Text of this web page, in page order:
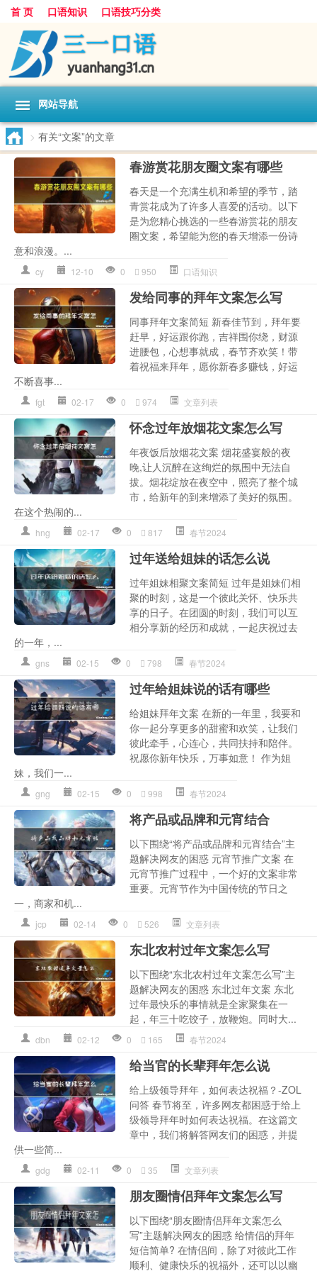
首 页 口语知识 口语技巧分类
网站导航
> 有关“文案”的文章
春游赏花朋友圈文案有哪些
春天是一个充满生机和希望的季节，踏
青赏花成为了许多人喜爱的活动。以下
是为您精心挑选的一些春游赏花的朋友
圈文案，希望能为您的春天增添一份诗
意和浪漫。...
cy 12-10 0 950 口语知识
发给同事的拜年文案怎么写
同事拜年文案简短 新春佳节到，拜年要
赶早，好运跟你跑，吉祥围你绕，财源
进腰包，心想事就成，春节齐欢笑！带
着祝福来拜年，愿你新春多赚钱，好运
不断喜事...
fgt 02-17 0 974 文章列表
怀念过年放烟花文案怎么写
年夜饭后放烟花文案 烟花盛宴般的夜
晚,让人沉醉在这绚烂的氛围中无法自
拔。烟花绽放在夜空中，照亮了整个城
市，给新年的到来增添了美好的氛围。
在这个热闹的...
hng 02-17 0 817 春节2024
过年送给姐妹的话怎么说
过年姐妹相聚文案简短 过年是姐妹们相
聚的时刻，这是一个彼此关怀、快乐共
享的日子。在团圆的时刻，我们可以互
相分享新的经历和成就，一起庆祝过去
的一年，...
gns 02-15 0 798 春节2024
过年给姐妹说的话有哪些
给姐妹拜年文案 在新的一年里，我要和
你一起分享更多的甜蜜和欢笑，让我们
彼此牵手，心连心，共同扶持和陪伴。
祝愿你新年快乐，万事如意！ 作为姐
妹，我们一...
gng 02-15 0 998 春节2024
将产品或品牌和元宵结合
以下围绕“将产品或品牌和元宵结合”主
题解决网友的困惑 元宵节推广文案 在
元宵节推广过程中，一个好的文案非常
重要。元宵节作为中国传统的节日之
一，商家和机...
jcp 02-14 0 526 文章列表
东北农村过年文案怎么写
以下围绕“东北农村过年文案怎么写”主
题解决网友的困惑 东北过年文案 东北
过年最快乐的事情就是全家聚集在一
起，年三十吃饺子，放鞭炮。同时大...
dbn 02-12 0 165 春节2024
给当官的长辈拜年怎么说
给上级领导拜年，如何表达祝福？-ZOL
问答 春节将至，许多网友都困惑于给上
级领导拜年时如何表达祝福。在这篇文
章中，我们将解答网友们的困惑，并提
供一些简...
gdg 02-11 0 35 文章列表
朋友圈情侣拜年文案怎么写
以下围绕“朋友圈情侣拜年文案怎么
写”主题解决网友的困惑 给情侣的拜年
短信简单? 在情侣间，除了对彼此工作
顺利、健康快乐的祝福外，还可以以幽